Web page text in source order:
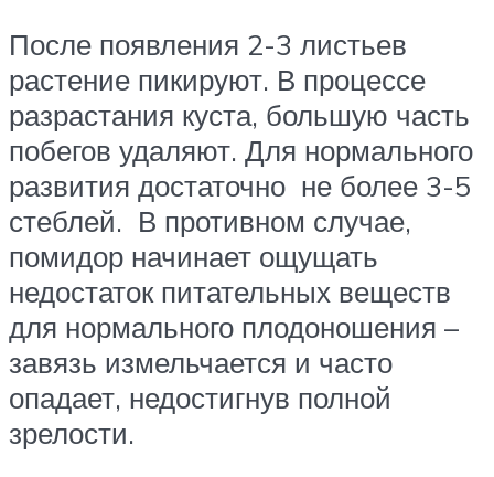
После появления 2-3 листьев
растение пикируют. В процессе
разрастания куста, большую часть
побегов удаляют. Для нормального
развития достаточно не более 3-5
стеблей. В противном случае,
помидор начинает ощущать
недостаток питательных веществ
для нормального плодоношения –
завязь измельчается и часто
опадает, недостигнув полной
зрелости.